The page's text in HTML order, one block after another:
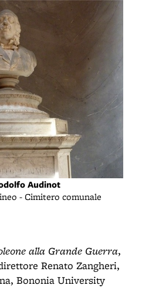
Audinot
- Cimitero comunale
alla Grande Guerra,
Renato Zangheri,
Bononia University